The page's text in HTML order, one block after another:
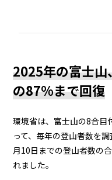
2025年の富士山
の87%まで回復
環境省は、富士山の8合目
って、毎年の登山者数を
月10日までの登山者数の
れました。